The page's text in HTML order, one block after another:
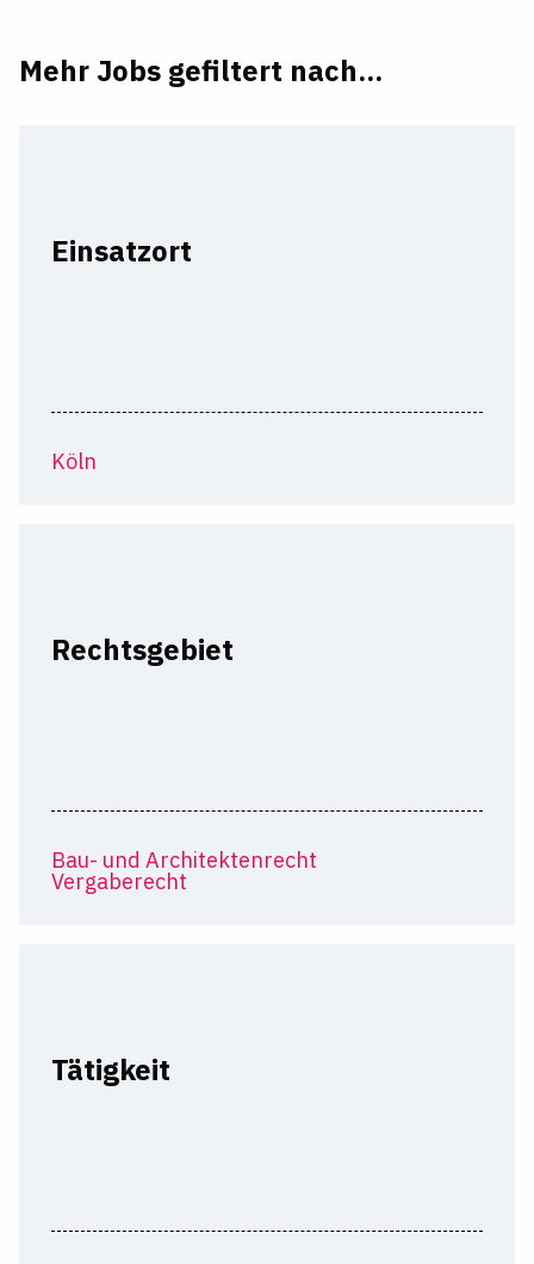
Mehr Jobs gefiltert nach...
Einsatzort
Köln
Rechtsgebiet
Bau- und Architektenrecht
Vergaberecht
Tätigkeit